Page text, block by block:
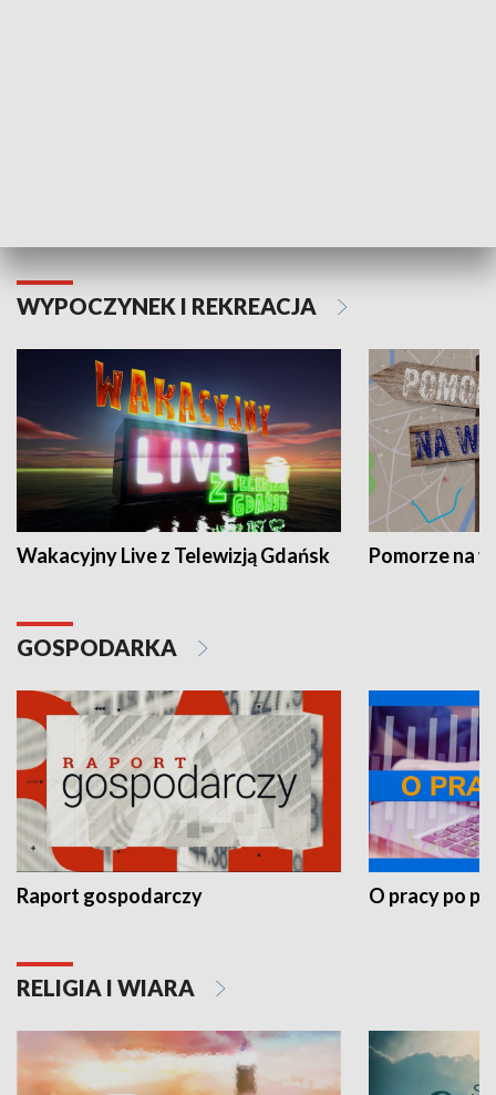
WYPOCZYNEK I REKREACJA
Wakacyjny Live z Telewizją Gdańsk Pomorze na
GOSPODARKA
Raport gospodarczy O pracy po
RELIGIA I WIARA